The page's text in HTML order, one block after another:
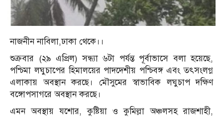
নাজনীন নাবিলা,ঢাকা থেকে।।
শুক্রবার (২৯ এপ্রিল) সন্ধ্যা ৬টা পর্যন্ত পূর্বাভাসে বলা হয়েছে,
পশ্চিমা লঘুচাপের হিমালয়ের পাদদেশীয় পশ্চিবঙ্গ এবং তৎসংলগ্ন
এলাকায় অবস্থান করছে। মৌসুমের স্বাভাবিক লঘুচাপ দক্ষিণ
বঙ্গোপসাগরে অবস্থান করছে।
এমন অবস্থায় যশোর, কুষ্টিয়া ও কুমিল্লা অঞ্চলসহ রাজশাহী,